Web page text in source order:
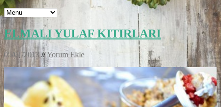
ELMALI YULAF KITIRLARI
05/01/2013//Yorum Ekle